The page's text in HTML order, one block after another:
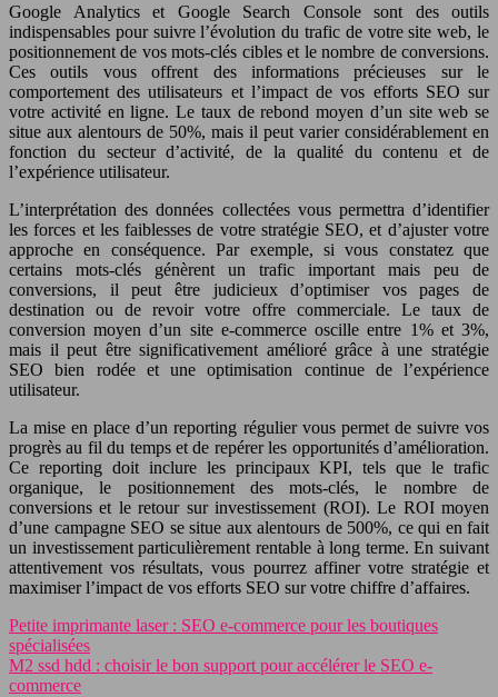
Google Analytics et Google Search Console sont des outils
indispensables pour suivre l’évolution du trafic de votre site web, le
positionnement de vos mots-clés cibles et le nombre de conversions.
Ces outils vous offrent des informations précieuses sur le
comportement des utilisateurs et l’impact de vos efforts SEO sur
votre activité en ligne. Le taux de rebond moyen d’un site web se
situe aux alentours de 50%, mais il peut varier considérablement en
fonction du secteur d’activité, de la qualité du contenu et de
l’expérience utilisateur.
L’interprétation des données collectées vous permettra d’identifier
les forces et les faiblesses de votre stratégie SEO, et d’ajuster votre
approche en conséquence. Par exemple, si vous constatez que
certains mots-clés génèrent un trafic important mais peu de
conversions, il peut être judicieux d’optimiser vos pages de
destination ou de revoir votre offre commerciale. Le taux de
conversion moyen d’un site e-commerce oscille entre 1% et 3%,
mais il peut être significativement amélioré grâce à une stratégie
SEO bien rodée et une optimisation continue de l’expérience
utilisateur.
La mise en place d’un reporting régulier vous permet de suivre vos
progrès au fil du temps et de repérer les opportunités d’amélioration.
Ce reporting doit inclure les principaux KPI, tels que le trafic
organique, le positionnement des mots-clés, le nombre de
conversions et le retour sur investissement (ROI). Le ROI moyen
d’une campagne SEO se situe aux alentours de 500%, ce qui en fait
un investissement particulièrement rentable à long terme. En suivant
attentivement vos résultats, vous pourrez affiner votre stratégie et
maximiser l’impact de vos efforts SEO sur votre chiffre d’affaires.
Petite imprimante laser : SEO e-commerce pour les boutiques
spécialisées
M2 ssd hdd : choisir le bon support pour accélérer le SEO e-
commerce